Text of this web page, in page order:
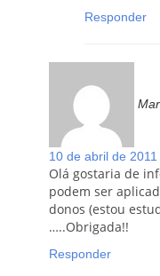
Responder
10 de abril de
Olá gostaria de
podem ser
donos (estou
…..Obrigada!!
Responder